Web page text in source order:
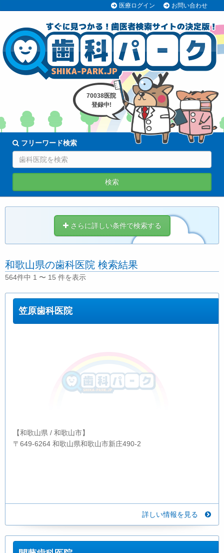
医療ログイン お問い合わせ
70038医院
登録中!
フリーワード検索
検索
さらに詳しい条件で検索する
和歌山県の歯科医院 検索結果
564件中 1 〜 15 件を表示
笠原歯科医院
【和歌山県 / 和歌山市】
〒649-6264 和歌山県和歌山市新庄490-2
詳しい情報を見る